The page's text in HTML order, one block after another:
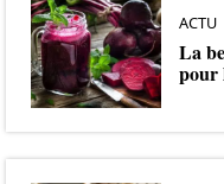
ACTU
La
pour